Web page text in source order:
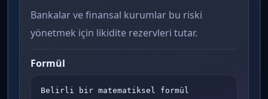
Bankalar ve finansal kurumlar bu riski
yönetmek için likidite rezervleri tutar.
Formül
Belirli bir matematiksel formül